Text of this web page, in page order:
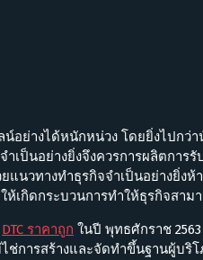
น์อย่างได้หนักหน่วง โดยยิ่งไปกว่
ำเป็นอย่างยิ่งจึงควรการผลิตการ
แนวทางทำธุรกิจจำเป็นอย่างยิ่ง
ห้เกิดกระบวนการทำให้ธุรกิจสาม
DTC ราคาถูก ในปี พุทธศักราช
ไช่การสร้างและจัดทำขึ้นฐานผู้บ